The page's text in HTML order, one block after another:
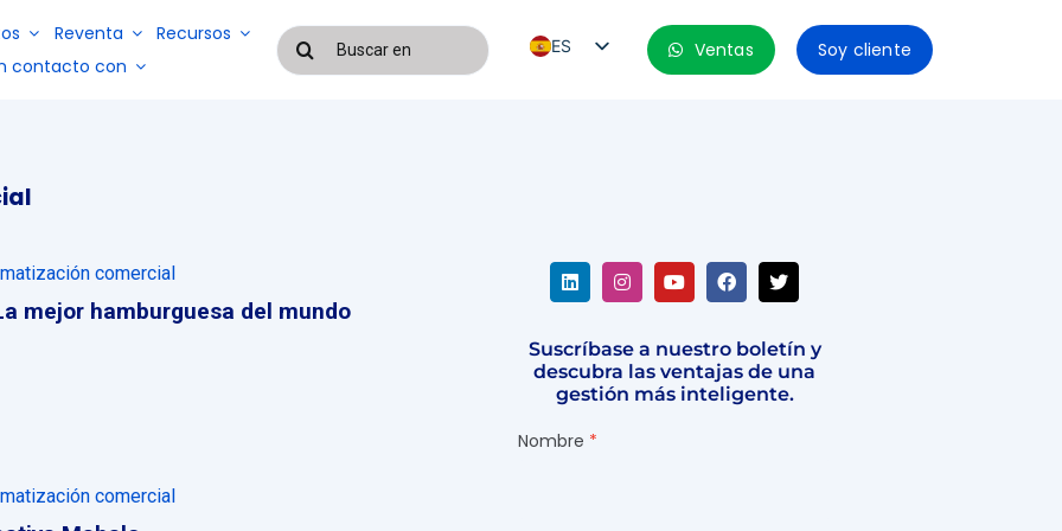
nóminas y
control de
asistencia
obra
Reventa Recursos
contacto con
Buscar
resultados
ES
ES_CL
Ventas Soy cliente
comercial
mejor hamburguesa del mundo
comercial
Suscríbase a nuestro boletín y
descubra las ventajas de una
gestión más inteligente.
Nombre